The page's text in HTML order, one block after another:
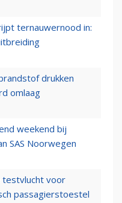
ternauwernood in:
drukken
omlaag
weekend bij
SAS Noorwegen
testvlucht voor
passagierstoestel